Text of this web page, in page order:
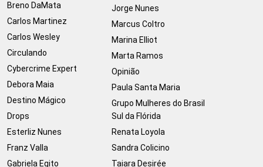
Breno DaMata
Carlos Martinez
Carlos Wesley
Circulando
Cybercrime Expert
Debora Maia
Destino Mágico
Drops
Esterliz Nunes
Franz Valla
Gabriela Egito
Jorge Nunes
Marcus Coltro
Marina Elliot
Marta Ramos
Opinião
Paula Santa Maria
Grupo Mulheres do Brasil
Sul da Flórida
Renata Loyola
Sandra Colicino
Taiara Desirée